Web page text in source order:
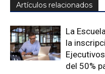
Artículos relacionados
La
la
del 50%